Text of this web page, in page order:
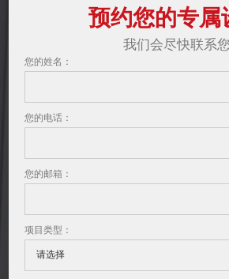
预约您的专属
我们会尽快联系您
您的姓名：
您的电话：
您的邮箱：
项目类型：